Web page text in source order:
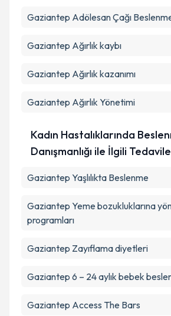
Gaziantep Adölesan Çağı
Gaziantep Ağırlık kaybı
Gaziantep Ağırlık kazanımı
Gaziantep Ağırlık Yönetimi
Kadın Hastalıklarında
Danışmanlığı ile İlgili
Gaziantep Yaşlılıkta Beslenme
Gaziantep Yeme bozukluklarına
programları
Gaziantep Zayıflama diyetleri
Gaziantep 6 – 24 aylık bebek
Gaziantep Access The Bars